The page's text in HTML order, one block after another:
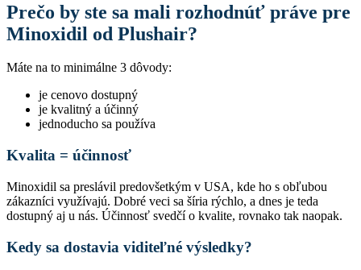
Prečo by ste sa mali rozhodnúť práve pre
Minoxidil od Plushair?
Máte na to minimálne 3 dôvody:
je cenovo dostupný
je kvalitný a účinný
jednoducho sa používa
Kvalita = účinnosť
Minoxidil sa preslávil predovšetkým v USA, kde ho s obľubou
zákazníci využívajú. Dobré veci sa šíria rýchlo, a dnes je teda
dostupný aj u nás. Účinnosť svedčí o kvalite, rovnako tak naopak.
Kedy sa dostavia viditeľné výsledky?